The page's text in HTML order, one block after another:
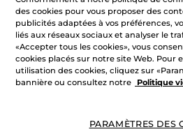
Douche
Corps
et
Cheveux
200ml
AJOUTER AU
Livraison à partir du12/08
Satisfait ou remboursé
des cookies pour vous proposer des
publicités adaptées à vos préférences,
liés aux réseaux sociaux et analyser le
«Accepter tous les cookies», vous
cookies placés sur notre site Web. Pour
utilisation des cookies, cliquez sur
bannière ou consultez notre
Politique
PARAMÈTRES DES